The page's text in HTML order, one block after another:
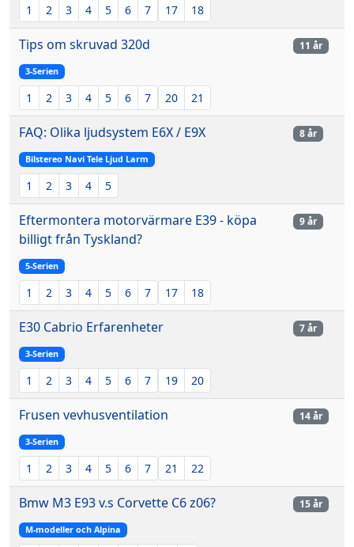
1 2 3 4 5 6 7 17 18
Tips om skruvad 320d
3-Serien
1 2 3 4 5 6 7 20 21
11 år
FAQ: Olika ljudsystem E6X / E9X
Bilstereo Navi Tele Ljud Larm
1 2 3 4 5
8 år
Eftermontera motorvärmare E39 - köpa
billigt från Tyskland?
5-Serien
1 2 3 4 5 6 7 17 18
9 år
E30 Cabrio Erfarenheter
3-Serien
1 2 3 4 5 6 7 19 20
7 år
Frusen vevhusventilation
3-Serien
1 2 3 4 5 6 7 21 22
14 år
Bmw M3 E93 v.s Corvette C6 z06?
M-modeller och Alpina
15 år